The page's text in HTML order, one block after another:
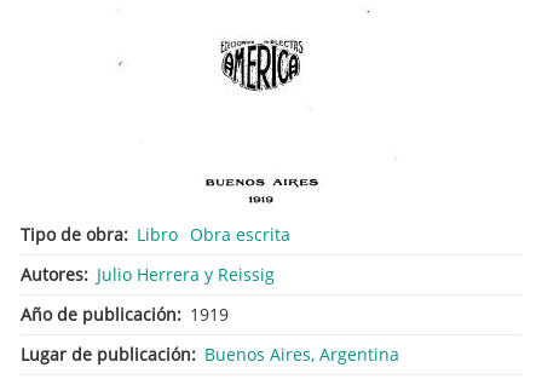
Tipo de obra Libro Obra escrita
Autores
Julio Herrera y Reissig
Año de publicación
1919
Lugar de publicación
Buenos Aires, Argentina